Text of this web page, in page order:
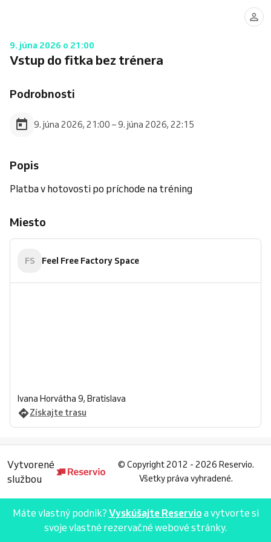
9. júna 2026 o 21:00
Vstup do fitka bez trénera
Podrobnosti
9. júna 2026, 21:00 – 9. júna 2026, 22:15
Popis
Platba v hotovosti po príchode na tréning
Miesto
FS Feel Free Factory Space
Ivana Horvátha 9, Bratislava
Získajte trasu
Vytvorené
službou
© Copyright 2012 - 2026 Reservio.
Všetky práva vyhradené.
Máte vlastný podnik? Vyskúšajte Reservio a vytvorte si
svoje vlastné rezervačné webové stránky.